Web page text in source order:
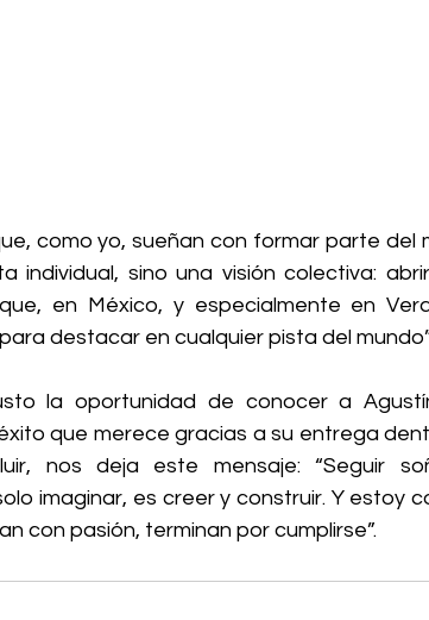
como yo, sueñan con formar parte del
individual, sino una visión colectiva:
en México, y especialmente en
destacar en cualquier pista del
la oportunidad de conocer a
que merece gracias a su entrega
nos deja este mensaje: “Seguir
imaginar, es creer y construir. Y estoy
con pasión, terminan por cumplirse”.